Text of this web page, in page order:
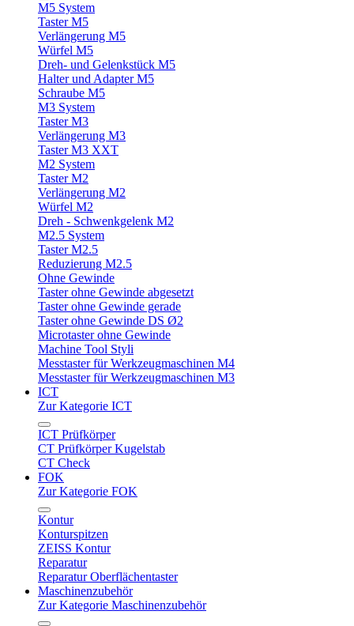
M5 System
Taster M5
Verlängerung M5
Würfel M5
Dreh- und Gelenkstück M5
Halter und Adapter M5
Schraube M5
M3 System
Taster M3
Verlängerung M3
Taster M3 XXT
M2 System
Taster M2
Verlängerung M2
Würfel M2
Dreh - Schwenkgelenk M2
M2.5 System
Taster M2.5
Reduzierung M2.5
Ohne Gewinde
Taster ohne Gewinde abgesetzt
Taster ohne Gewinde gerade
Taster ohne Gewinde DS Ø2
Microtaster ohne Gewinde
Machine Tool Styli
Messtaster für Werkzeugmaschinen M4
Messtaster für Werkzeugmaschinen M3
ICT
Zur Kategorie ICT
ICT Prüfkörper
CT Prüfkörper Kugelstab
CT Check
FOK
Zur Kategorie FOK
Kontur
Konturspitzen
ZEISS Kontur
Reparatur
Reparatur Oberflächentaster
Maschinenzubehör
Zur Kategorie Maschinenzubehör